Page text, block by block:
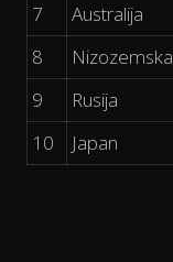
7
Australija
8
Nizozemska
9
Rusija
10
Japan